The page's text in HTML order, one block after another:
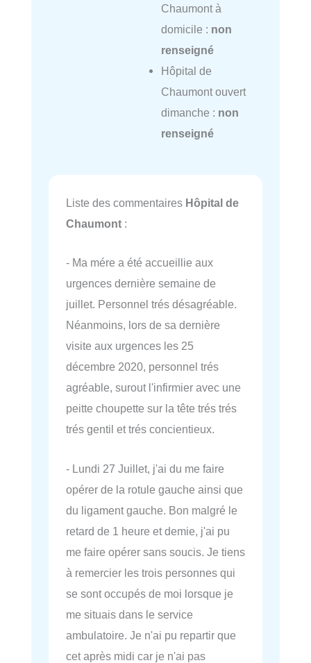
Chaumont à
domicile : non
renseigné
Hôpital de
Chaumont ouvert
dimanche : non
renseigné
Liste des commentaires Hôpital de
Chaumont :
- Ma mére a été accueillie aux
urgences dernière semaine de
juillet. Personnel trés désagréable.
Néanmoins, lors de sa dernière
visite aux urgences les 25
décembre 2020, personnel trés
agréable, surout l'infirmier avec une
peitte choupette sur la tête trés trés
trés gentil et trés concientieux.
- Lundi 27 Juillet, j'ai du me faire
opérer de la rotule gauche ainsi que
du ligament gauche. Bon malgré le
retard de 1 heure et demie, j'ai pu
me faire opérer sans soucis. Je tiens
à remercier les trois personnes qui
se sont occupés de moi lorsque je
me situais dans le service
ambulatoire. Je n'ai pu repartir que
cet après midi car je n'ai pas